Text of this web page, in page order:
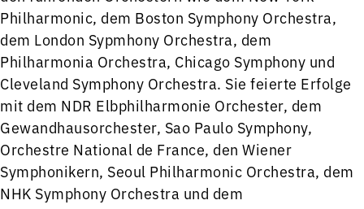
Philharmonic, dem Boston Symphony Orchestra,
dem London Sypmhony Orchestra, dem
Philharmonia Orchestra, Chicago Symphony und
Cleveland Symphony Orchestra. Sie feierte Erfolge
mit dem NDR Elbphilharmonie Orchester, dem
Gewandhausorchester, Sao Paulo Symphony,
Orchestre National de France, den Wiener
Symphonikern, Seoul Philharmonic Orchestra, dem
NHK Symphony Orchestra und dem